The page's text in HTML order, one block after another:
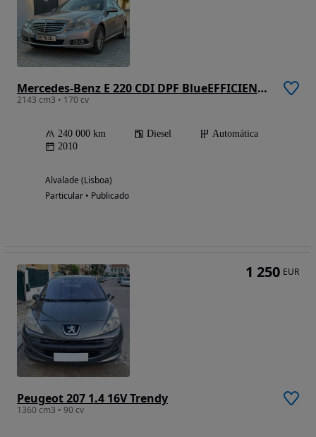
Mercedes-Benz E 220 CDI DPF BlueEFFICIENCY Auto Elegance
2143 cm3 • 170 cv
240 000 km Diesel
Automática
2010
Alvalade (Lisboa)
Particular • Publicado
Peugeot 207 1.4 16V Trendy
1360 cm3 • 90 cv
1 250 EUR